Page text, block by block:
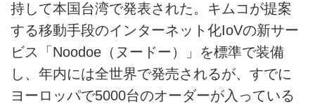
持して本国台湾で発表された。キムコが提案
する移動手段のインターネット化IoVの新サー
ビス「Noodoe（ヌードー）」を標準で装備
し、年内には全世界で発売されるが、すでに
ヨーロッパで5000台のオーダーが入っている